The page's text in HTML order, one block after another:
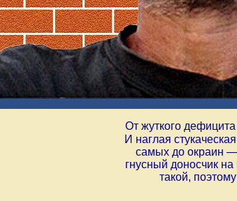
От жуткого
И наглая
самых до окраин
гнусный доносчик
такой,